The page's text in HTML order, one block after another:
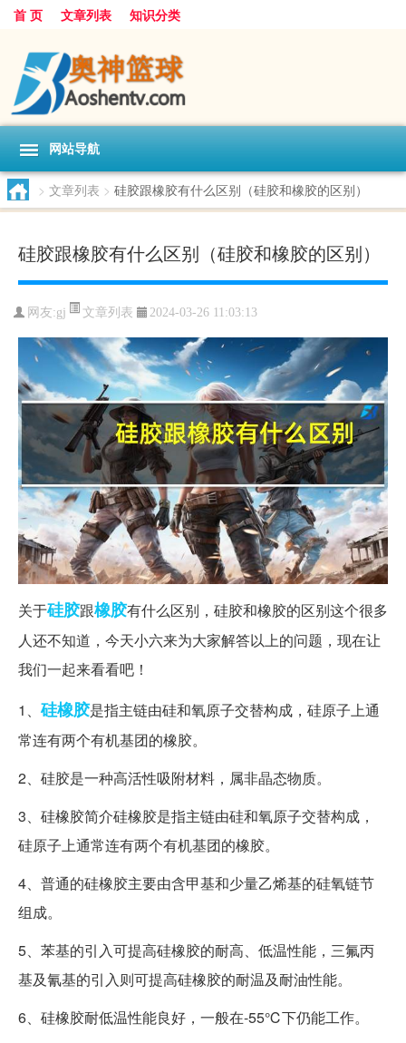
首 页 文章列表 知识分类
网站导航
> 文章列表 > 硅胶跟橡胶有什么区别（硅胶和橡胶的区别）
硅胶跟橡胶有什么区别（硅胶和橡胶的区别）
网友:gj 文章列表 2024-03-26 11:03:13
关于硅胶跟橡胶有什么区别，硅胶和橡胶的区别这个很多
人还不知道，今天小六来为大家解答以上的问题，现在让
我们一起来看看吧！
1、硅橡胶是指主链由硅和氧原子交替构成，硅原子上通
常连有两个有机基团的橡胶。
2、硅胶是一种高活性吸附材料，属非晶态物质。
3、硅橡胶简介硅橡胶是指主链由硅和氧原子交替构成，
硅原子上通常连有两个有机基团的橡胶。
4、普通的硅橡胶主要由含甲基和少量乙烯基的硅氧链节
组成。
5、苯基的引入可提高硅橡胶的耐高、低温性能，三氟丙
基及氰基的引入则可提高硅橡胶的耐温及耐油性能。
6、硅橡胶耐低温性能良好，一般在-55℃下仍能工作。